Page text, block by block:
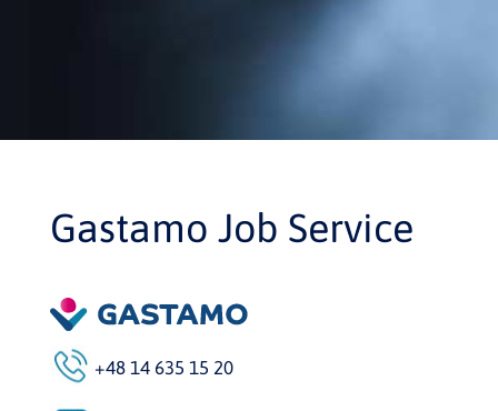
Gastamo Job Service
+48 14 635 15 20